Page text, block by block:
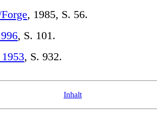
, 1985, S. 56.
, S. 101.
, S. 932.
Inhalt